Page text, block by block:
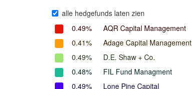
alle hedgefunds laten zien
0.49%
AQR Capital Management
0.41%
Adage Capital Management
0.49%
D.E. Shaw + Co.
0.48%
FIL Fund Managment
0.49%
Lone Pine Capital